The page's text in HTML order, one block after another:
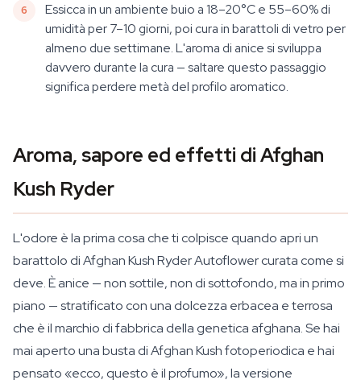
Essicca in un ambiente buio a 18–20°C e 55–60% di
umidità per 7–10 giorni, poi cura in barattoli di vetro per
almeno due settimane. L'aroma di anice si sviluppa
davvero durante la cura — saltare questo passaggio
significa perdere metà del profilo aromatico.
Aroma, sapore ed effetti di Afghan
Kush Ryder
L'odore è la prima cosa che ti colpisce quando apri un
barattolo di Afghan Kush Ryder Autoflower curata come si
deve. È anice — non sottile, non di sottofondo, ma in primo
piano — stratificato con una dolcezza erbacea e terrosa
che è il marchio di fabbrica della genetica afghana. Se hai
mai aperto una busta di Afghan Kush fotoperiodica e hai
pensato «ecco, questo è il profumo», la versione